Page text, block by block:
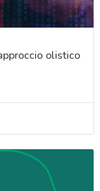
olistico